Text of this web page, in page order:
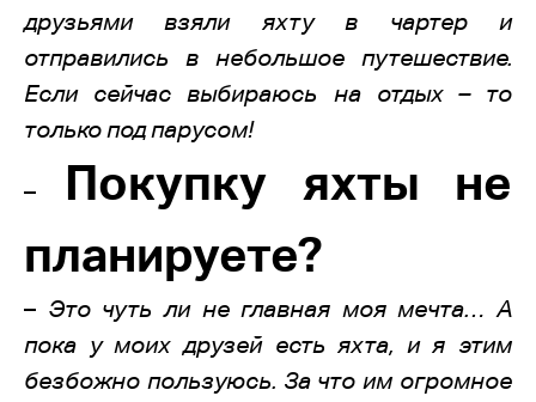
друзьями взяли яхту в чартер и
отправились в небольшое путешествие.
Если сейчас выбираюсь на отдых – то
только под парусом!
–
Покупку яхты не
планируете?
– Это чуть ли не главная моя мечта… А
пока у моих друзей есть яхта, и я этим
безбожно пользуюсь. За что им огромное